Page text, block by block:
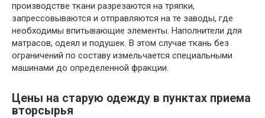
производстве ткани разрезаются на тряпки,
запрессовываются и отправляются на те заводы, где
необходимы впитывающие элементы. Наполнители для
матрасов, одеял и подушек. В этом случае ткань без
ограничений по составу измельчается специальными
машинами до определенной фракции.
Цены на старую одежду в пунктах приема
вторсырья